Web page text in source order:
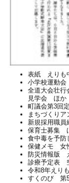
表紙 えりも
小学校運動
全道大会壮
見学会 ほか
町議会第3回
まちづくり
新規採用職
保育士募集
食中毒を予
保健メモ 女
防災情報版
診療予定表
令和8年えり
すくのび 第